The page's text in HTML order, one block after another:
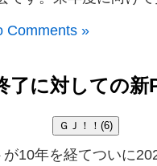
Comments »
了に対しての新
10年を経てついに